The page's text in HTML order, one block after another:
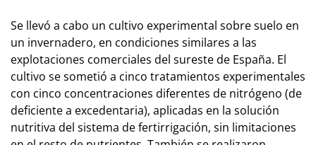
Se llevó a cabo un cultivo experimental sobre suelo en
un invernadero, en condiciones similares a las
explotaciones comerciales del sureste de España. El
cultivo se sometió a cinco tratamientos experimentales
con cinco concentraciones diferentes de nitrógeno (de
deficiente a excedentaria), aplicadas en la solución
nutritiva del sistema de fertirrigación, sin limitaciones